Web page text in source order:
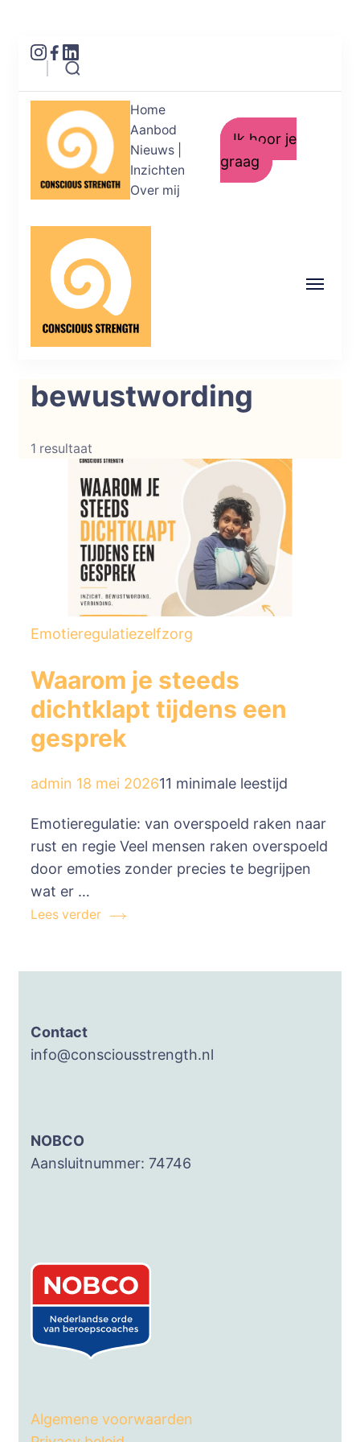
Helderheid in je emoties. Kracht in je
Home
Aanbod
Nieuws |
Inzichten
Over mij
Ik hoor je
graag
acties.
bewustwording
1 resultaat
Emotieregulatiezelfzorg
Waarom je steeds
dichtklapt tijdens een
gesprek
admin 18 mei 202611 minimale leestijd
Emotieregulatie: van overspoeld raken naar
rust en regie Veel mensen raken overspoeld
door emoties zonder precies te begrijpen
wat er …
Lees verder
Contact
info@consciousstrength.nl
NOBCO
Aansluitnummer: 74746
Algemene voorwaarden